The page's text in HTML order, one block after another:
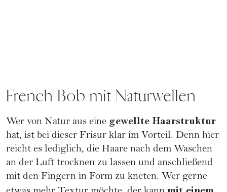
French Bob mit Naturwellen
Wer von Natur aus eine gewellte Haarstruktur
hat, ist bei dieser Frisur klar im Vorteil. Denn hier
reicht es lediglich, die Haare nach dem Waschen
an der Luft trocknen zu lassen und anschließend
mit den Fingern in Form zu kneten. Wer gerne